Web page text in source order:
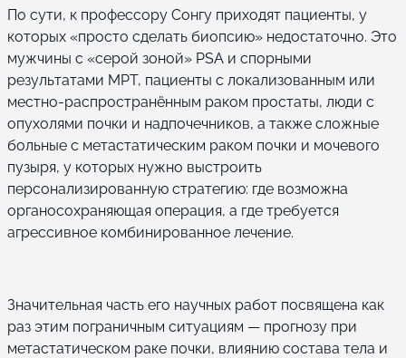
По сути, к профессору Сонгу приходят пациенты, у
которых «просто сделать биопсию» недостаточно. Это
мужчины с «серой зоной» PSA и спорными
результатами МРТ, пациенты с локализованным или
местно-распространённым раком простаты, люди с
опухолями почки и надпочечников, а также сложные
больные с метастатическим раком почки и мочевого
пузыря, у которых нужно выстроить
персонализированную стратегию: где возможна
органосохраняющая операция, а где требуется
агрессивное комбинированное лечение.
Значительная часть его научных работ посвящена как
раз этим пограничным ситуациям — прогнозу при
метастатическом раке почки, влиянию состава тела и